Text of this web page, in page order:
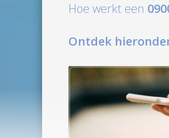
Hoe werkt een
Ontdek